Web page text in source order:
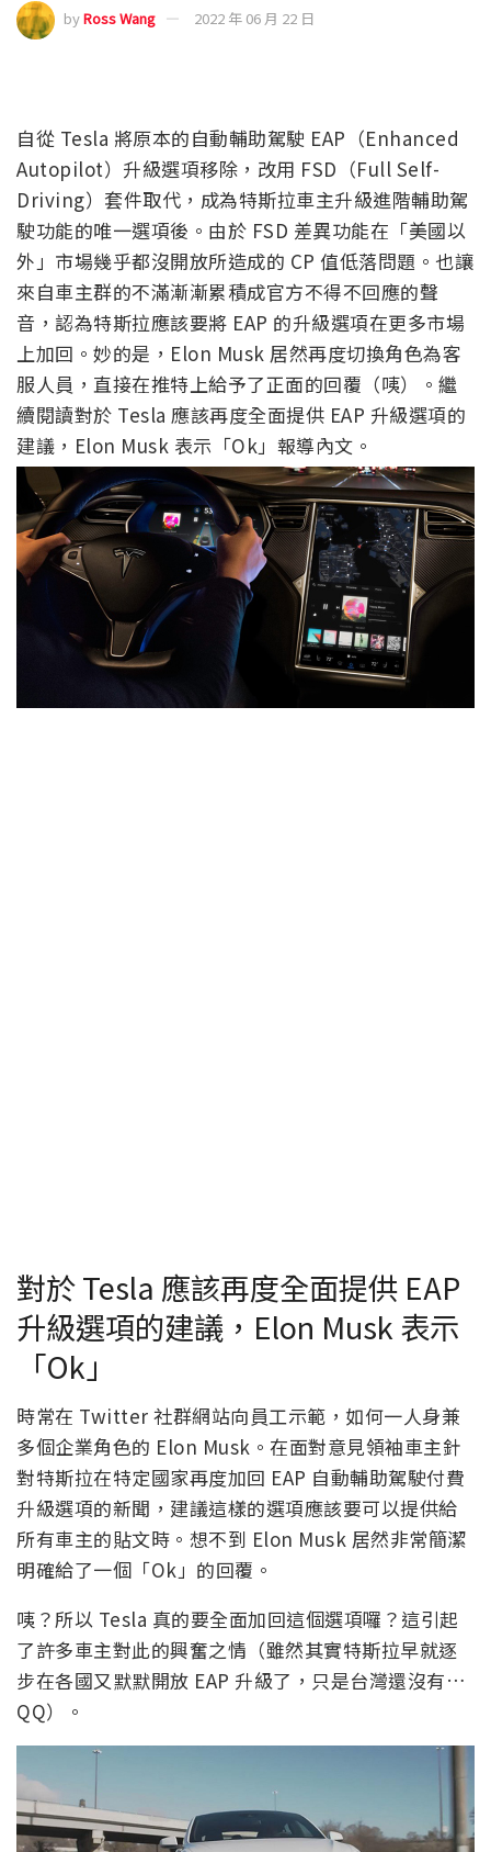
byRoss Wang 2022 年 06 月 22 日
自從 Tesla 將原本的自動輔助駕駛 EAP（Enhanced
Autopilot）升級選項移除，改用 FSD（Full Self-
Driving）套件取代，成為特斯拉車主升級進階輔助駕
駛功能的唯一選項後。由於 FSD 差異功能在「美國以
外」市場幾乎都沒開放所造成的 CP 值低落問題。也讓
來自車主群的不滿漸漸累積成官方不得不回應的聲
音，認為特斯拉應該要將 EAP 的升級選項在更多市場
上加回。妙的是，Elon Musk 居然再度切換角色為客
服人員，直接在推特上給予了正面的回覆（咦）。繼
續閱讀對於 Tesla 應該再度全面提供 EAP 升級選項的
建議，Elon Musk 表示「Ok」報導內文。
對於 Tesla 應該再度全面提供 EAP
升級選項的建議，Elon Musk 表示
「Ok」
時常在 Twitter 社群網站向員工示範，如何一人身兼
多個企業角色的 Elon Musk。在面對意見領袖車主針
對特斯拉在特定國家再度加回 EAP 自動輔助駕駛付費
升級選項的新聞，建議這樣的選項應該要可以提供給
所有車主的貼文時。想不到 Elon Musk 居然非常簡潔
明確給了一個「Ok」的回覆。
咦？所以 Tesla 真的要全面加回這個選項囉？這引起
了許多車主對此的興奮之情（雖然其實特斯拉早就逐
步在各國又默默開放 EAP 升級了，只是台灣還沒有…
QQ）。